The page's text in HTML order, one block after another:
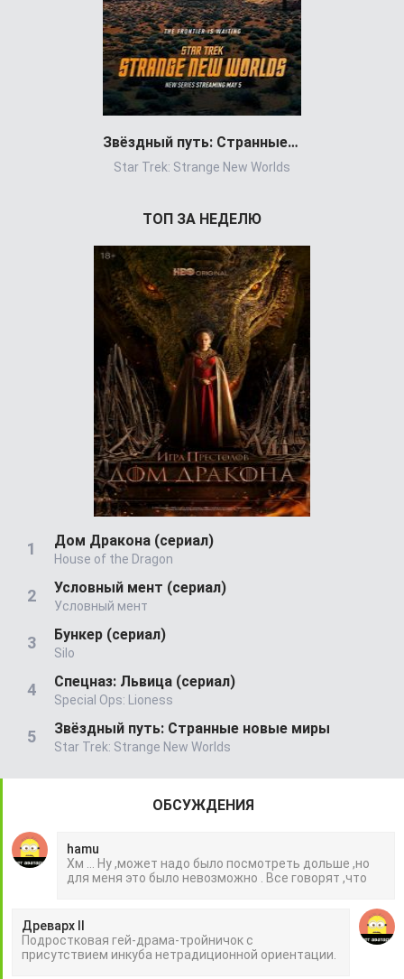
Звёздный путь: Странные новые миры
Star Trek: Strange New Worlds
ТОП ЗА НЕДЕЛЮ
Дом Дракона (сериал)
House of the Dragon
Условный мент (сериал)
Условный мент
Бункер (сериал)
Silo
Спецназ: Львица (сериал)
Special Ops: Lioness
Звёздный путь: Странные новые миры
Star Trek: Strange New Worlds
ОБСУЖДЕНИЯ
hamu
Хм ... Ну ,может надо было посмотреть дольше ,но
для меня это было невозможно . Все говорят ,что
Древарх II
Подростковая гей-драма-тройничок с
присутствием инкуба нетрадиционной ориентации.